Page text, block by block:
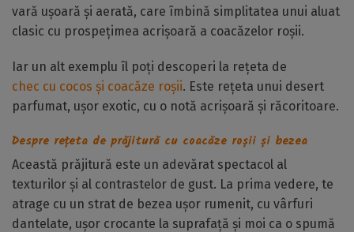
vară ușoară și aerată, care îmbină simplitatea unui aluat
clasic cu prospețimea acrișoară a coacăzelor roșii.
Iar un alt exemplu îl poți descoperi la rețeta de
chec cu cocos și coacăze roșii. Este rețeta unui desert
parfumat, ușor exotic, cu o notă acrișoară și răcoritoare.
Despre rețeta de prăjitură cu coacăze roșii și bezea
Această prăjitură este un adevărat spectacol al
texturilor și al contrastelor de gust. La prima vedere, te
atrage cu un strat de bezea ușor rumenit, cu vârfuri
dantelate, ușor crocante la suprafață și moi ca o spumă